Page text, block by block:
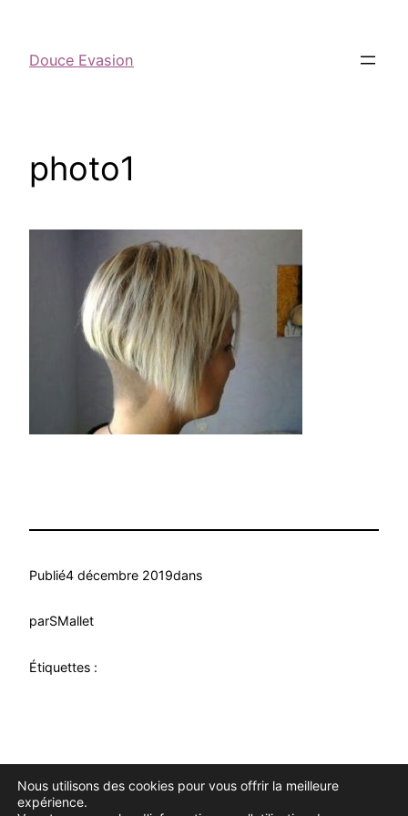
Douce Evasion
photo1
Publié4 décembre 2019dans
parSMallet
Étiquettes :
Douce EvasionFièrement propulsé parWordPress
Nous utilisons des cookies pour vous offrir la meilleure
expérience.